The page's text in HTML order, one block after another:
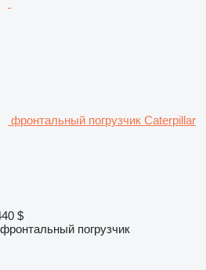
фронтальный погрузчик Caterpillar
$
погрузчик